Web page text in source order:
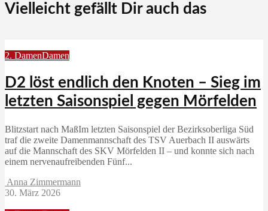
Vielleicht gefällt Dir auch das
2. DamenDamen
D2 löst endlich den Knoten – Sieg im
letzten Saisonspiel gegen Mörfelden
Blitzstart nach MaßIm letzten Saisonspiel der Bezirksoberliga Süd
traf die zweite Damenmannschaft des TSV Auerbach II auswärts
auf die Mannschaft des SKV Mörfelden II – und konnte sich nach
einem nervenaufreibenden Fünf...
Anna Zimmermann
30. März 2026